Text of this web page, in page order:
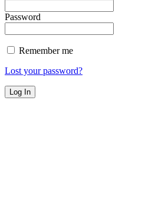
Password
Remember me
Lost your password?